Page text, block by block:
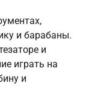
и барабаны.
и
играть на
и